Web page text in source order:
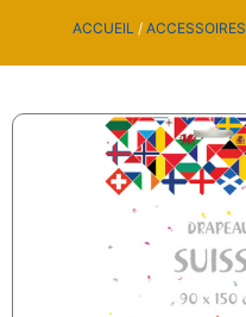
ACCUEIL / ACCESSOIRES